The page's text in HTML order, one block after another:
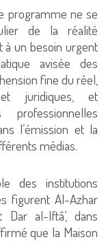
programme ne se
de la réalité
à un besoin urgent
avisée des
fine du réel,
juridiques, et
l’émission et la
médias.
des institutions
figurent Al-Azhar
al-Iftâ’, dans
que la Maison